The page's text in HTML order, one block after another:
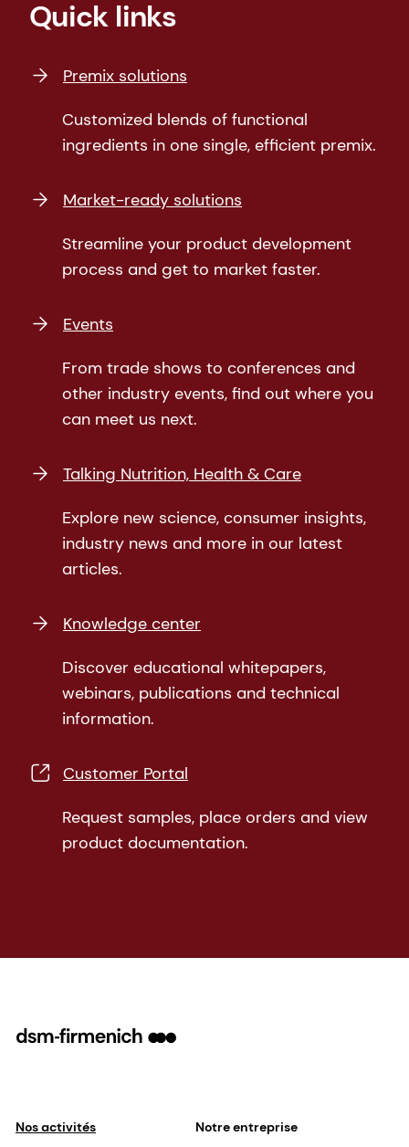
Quick links
Premix solutions
Customized blends of functional
ingredients in one single, efficient premix.
Market-ready solutions
Streamline your product development
process and get to market faster.
Events
From trade shows to conferences and
other industry events, find out where you
can meet us next.
Talking Nutrition, Health & Care
Explore new science, consumer insights,
industry news and more in our latest
articles.
Knowledge center
Discover educational whitepapers,
webinars, publications and technical
information.
Customer Portal
Request samples, place orders and view
product documentation.
Nos activités Notre entreprise